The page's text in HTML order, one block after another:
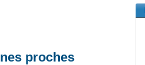
proches